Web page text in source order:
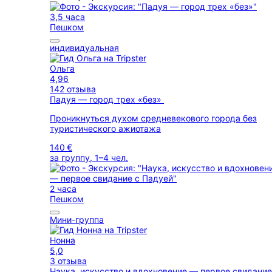
3,5 часа
Пешком
индивидуальная
Ольга
4,96
142 отзыва
Падуя — город трех «без»
Проникнуться духом средневекового города без
туристического ажиотажа
140 €
за группу, 1–4 чел.
2 часа
Пешком
Мини-группа
Нонна
5,0
3 отзыва